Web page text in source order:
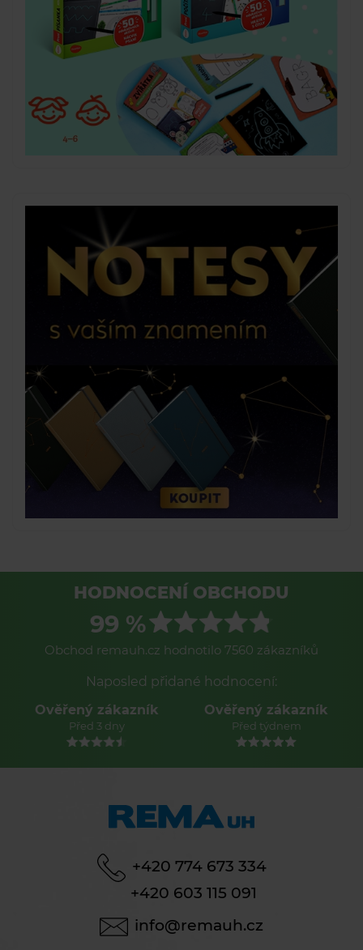
HODNOCENÍ OBCHODU
99 %
Obchod remauh.cz hodnotilo 7560 zákazníků
Naposled přidané hodnocení:
Ověřený zákazník
Před 3 dny
Ověřený zákazník
Před týdnem
+420 774 673 334
+420 603 115 091
info@remauh.cz